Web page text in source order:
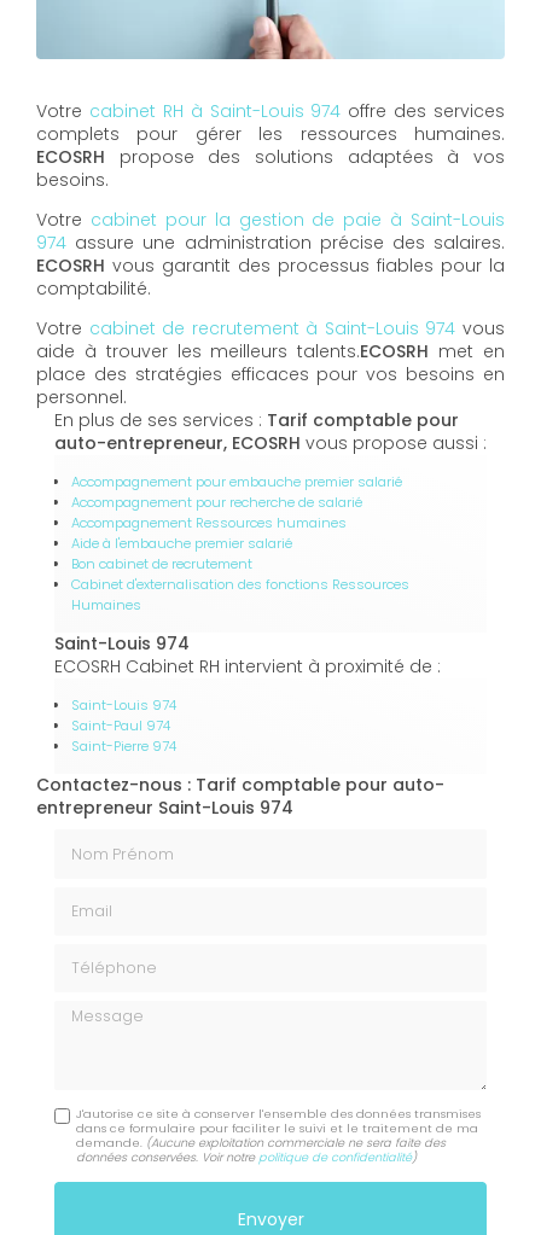
Votre cabinet RH à Saint-Louis 974 offre des services
complets pour gérer les ressources humaines.
ECOSRH propose des solutions adaptées à vos
besoins.
Votre cabinet pour la gestion de paie à Saint-Louis
974 assure une administration précise des salaires.
ECOSRH vous garantit des processus fiables pour la
comptabilité.
Votre cabinet de recrutement à Saint-Louis 974 vous
aide à trouver les meilleurs talents.ECOSRH met en
place des stratégies efficaces pour vos besoins en
personnel.
En plus de ses services : Tarif comptable pour
auto-entrepreneur, ECOSRH vous propose aussi :
Accompagnement pour embauche premier salarié
Accompagnement pour recherche de salarié
Accompagnement Ressources humaines
Aide à l'embauche premier salarié
Bon cabinet de recrutement
Cabinet d'externalisation des fonctions Ressources
Humaines
Saint-Louis 974
ECOSRH Cabinet RH intervient à proximité de :
Saint-Louis 974
Saint-Paul 974
Saint-Pierre 974
Contactez-nous : Tarif comptable pour auto-
entrepreneur Saint-Louis 974
Message
J'autorise ce site à conserver l'ensemble des données transmises
dans ce formulaire pour faciliter le suivi et le traitement de ma
demande. (Aucune exploitation commerciale ne sera faite des
données conservées. Voir notre politique de confidentialité)